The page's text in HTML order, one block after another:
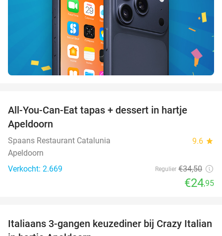
All-You-Can-Eat tapas + dessert in hartje
Apeldoorn
Spaans Restaurant Catalunia 9.6 star
Apeldoorn
Verkocht: 2.669
Regulier €34,50
€24,95
27%
Italiaans 3-gangen keuzediner bij Crazy Italian